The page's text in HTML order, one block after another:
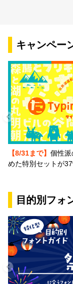
キャンペー
【8/31まで】 個性
めた特別セットが
目的別フォ